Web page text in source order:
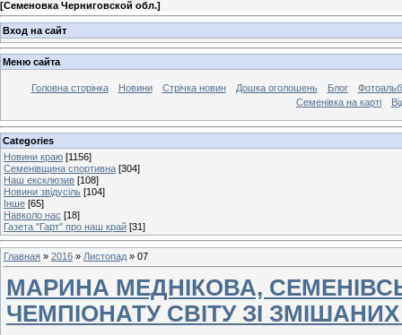
[Семеновка Черниговской обл.]
Вход на сайт
Меню сайта
Головна сторінка Новини Стрічка новин Дошка оголошень Блог
Семенівка на карті
Categories
Новини краю [1156]
Семенівщина спортивна [304]
Наш ексклюзив [108]
Новини звідусіль [104]
Інше [65]
Навколо нас [18]
Газета "Гарт" про наш край [31]
Главная » 2016 » Листопад » 07
МАРИНА МЕДНІКОВА,
ЧЕМПІОНАТУ СВІТУ ЗІ